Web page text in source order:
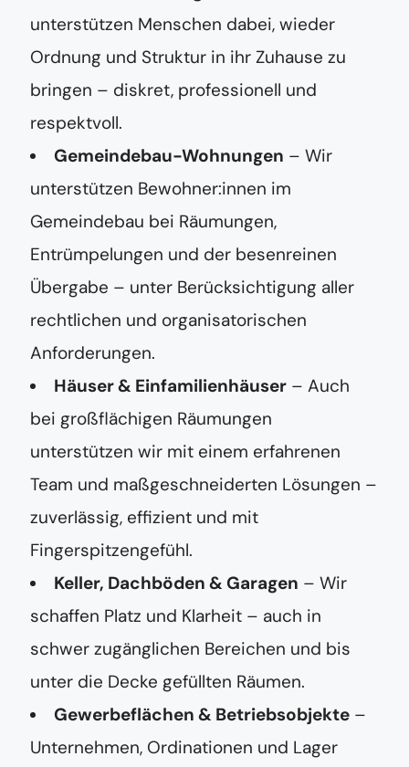
unterstützen Menschen dabei, wieder
Ordnung und Struktur in ihr Zuhause zu
bringen – diskret, professionell und
respektvoll.
Gemeindebau-Wohnungen – Wir
unterstützen Bewohner:innen im
Gemeindebau bei Räumungen,
Entrümpelungen und der besenreinen
Übergabe – unter Berücksichtigung aller
rechtlichen und organisatorischen
Anforderungen.
Häuser & Einfamilienhäuser – Auch
bei großflächigen Räumungen
unterstützen wir mit einem erfahrenen
Team und maßgeschneiderten Lösungen –
zuverlässig, effizient und mit
Fingerspitzengefühl.
Keller, Dachböden & Garagen – Wir
schaffen Platz und Klarheit – auch in
schwer zugänglichen Bereichen und bis
unter die Decke gefüllten Räumen.
Gewerbeflächen & Betriebsobjekte –
Unternehmen, Ordinationen und Lager